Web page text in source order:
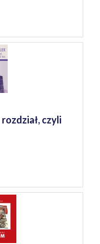
czyli